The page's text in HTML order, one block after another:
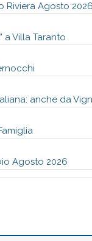
Riviera Agosto 2026
a Villa Taranto
anche da
Agosto 2026